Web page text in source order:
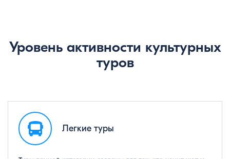
Уровень активности культурных
туров
Легкие туры